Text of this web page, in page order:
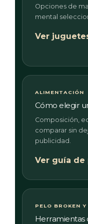
Opciones de
mental
Ver
ALIMENTACIÓN
Cómo elegir
Composición,
comparar sin
publicidad.
Ver guía de
PELO BROKEN Y
Herramientas